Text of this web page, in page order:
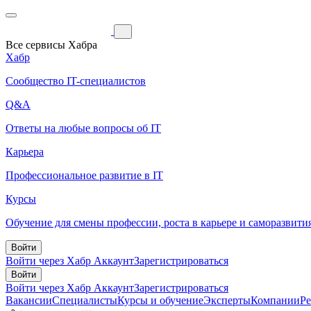
Все сервисы Хабра
Хабр
Сообщество IT-специалистов
Q&A
Ответы на любые вопросы об IT
Карьера
Профессиональное развитие в IT
Курсы
Обучение для смены профессии, роста в карьере и
Войти
Войти через Хабр АккаунтЗарегистрироваться
Войти
Войти через Хабр АккаунтЗарегистрироваться
ВакансииСпециалистыКурсы и обучениеЭкспертыКомпании